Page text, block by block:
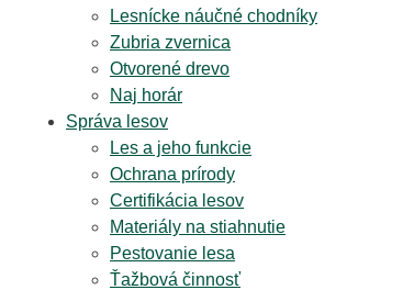
Lesnícke náučné chodníky
Zubria zvernica
Otvorené drevo
Naj horár
Správa lesov
Les a jeho funkcie
Ochrana prírody
Certifikácia lesov
Materiály na stiahnutie
Pestovanie lesa
Ťažbová činnosť